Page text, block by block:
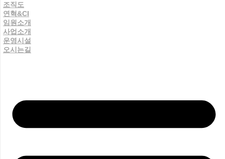
조직도
연혁&CI
임원소개
사업소개
운영시설
오시는길